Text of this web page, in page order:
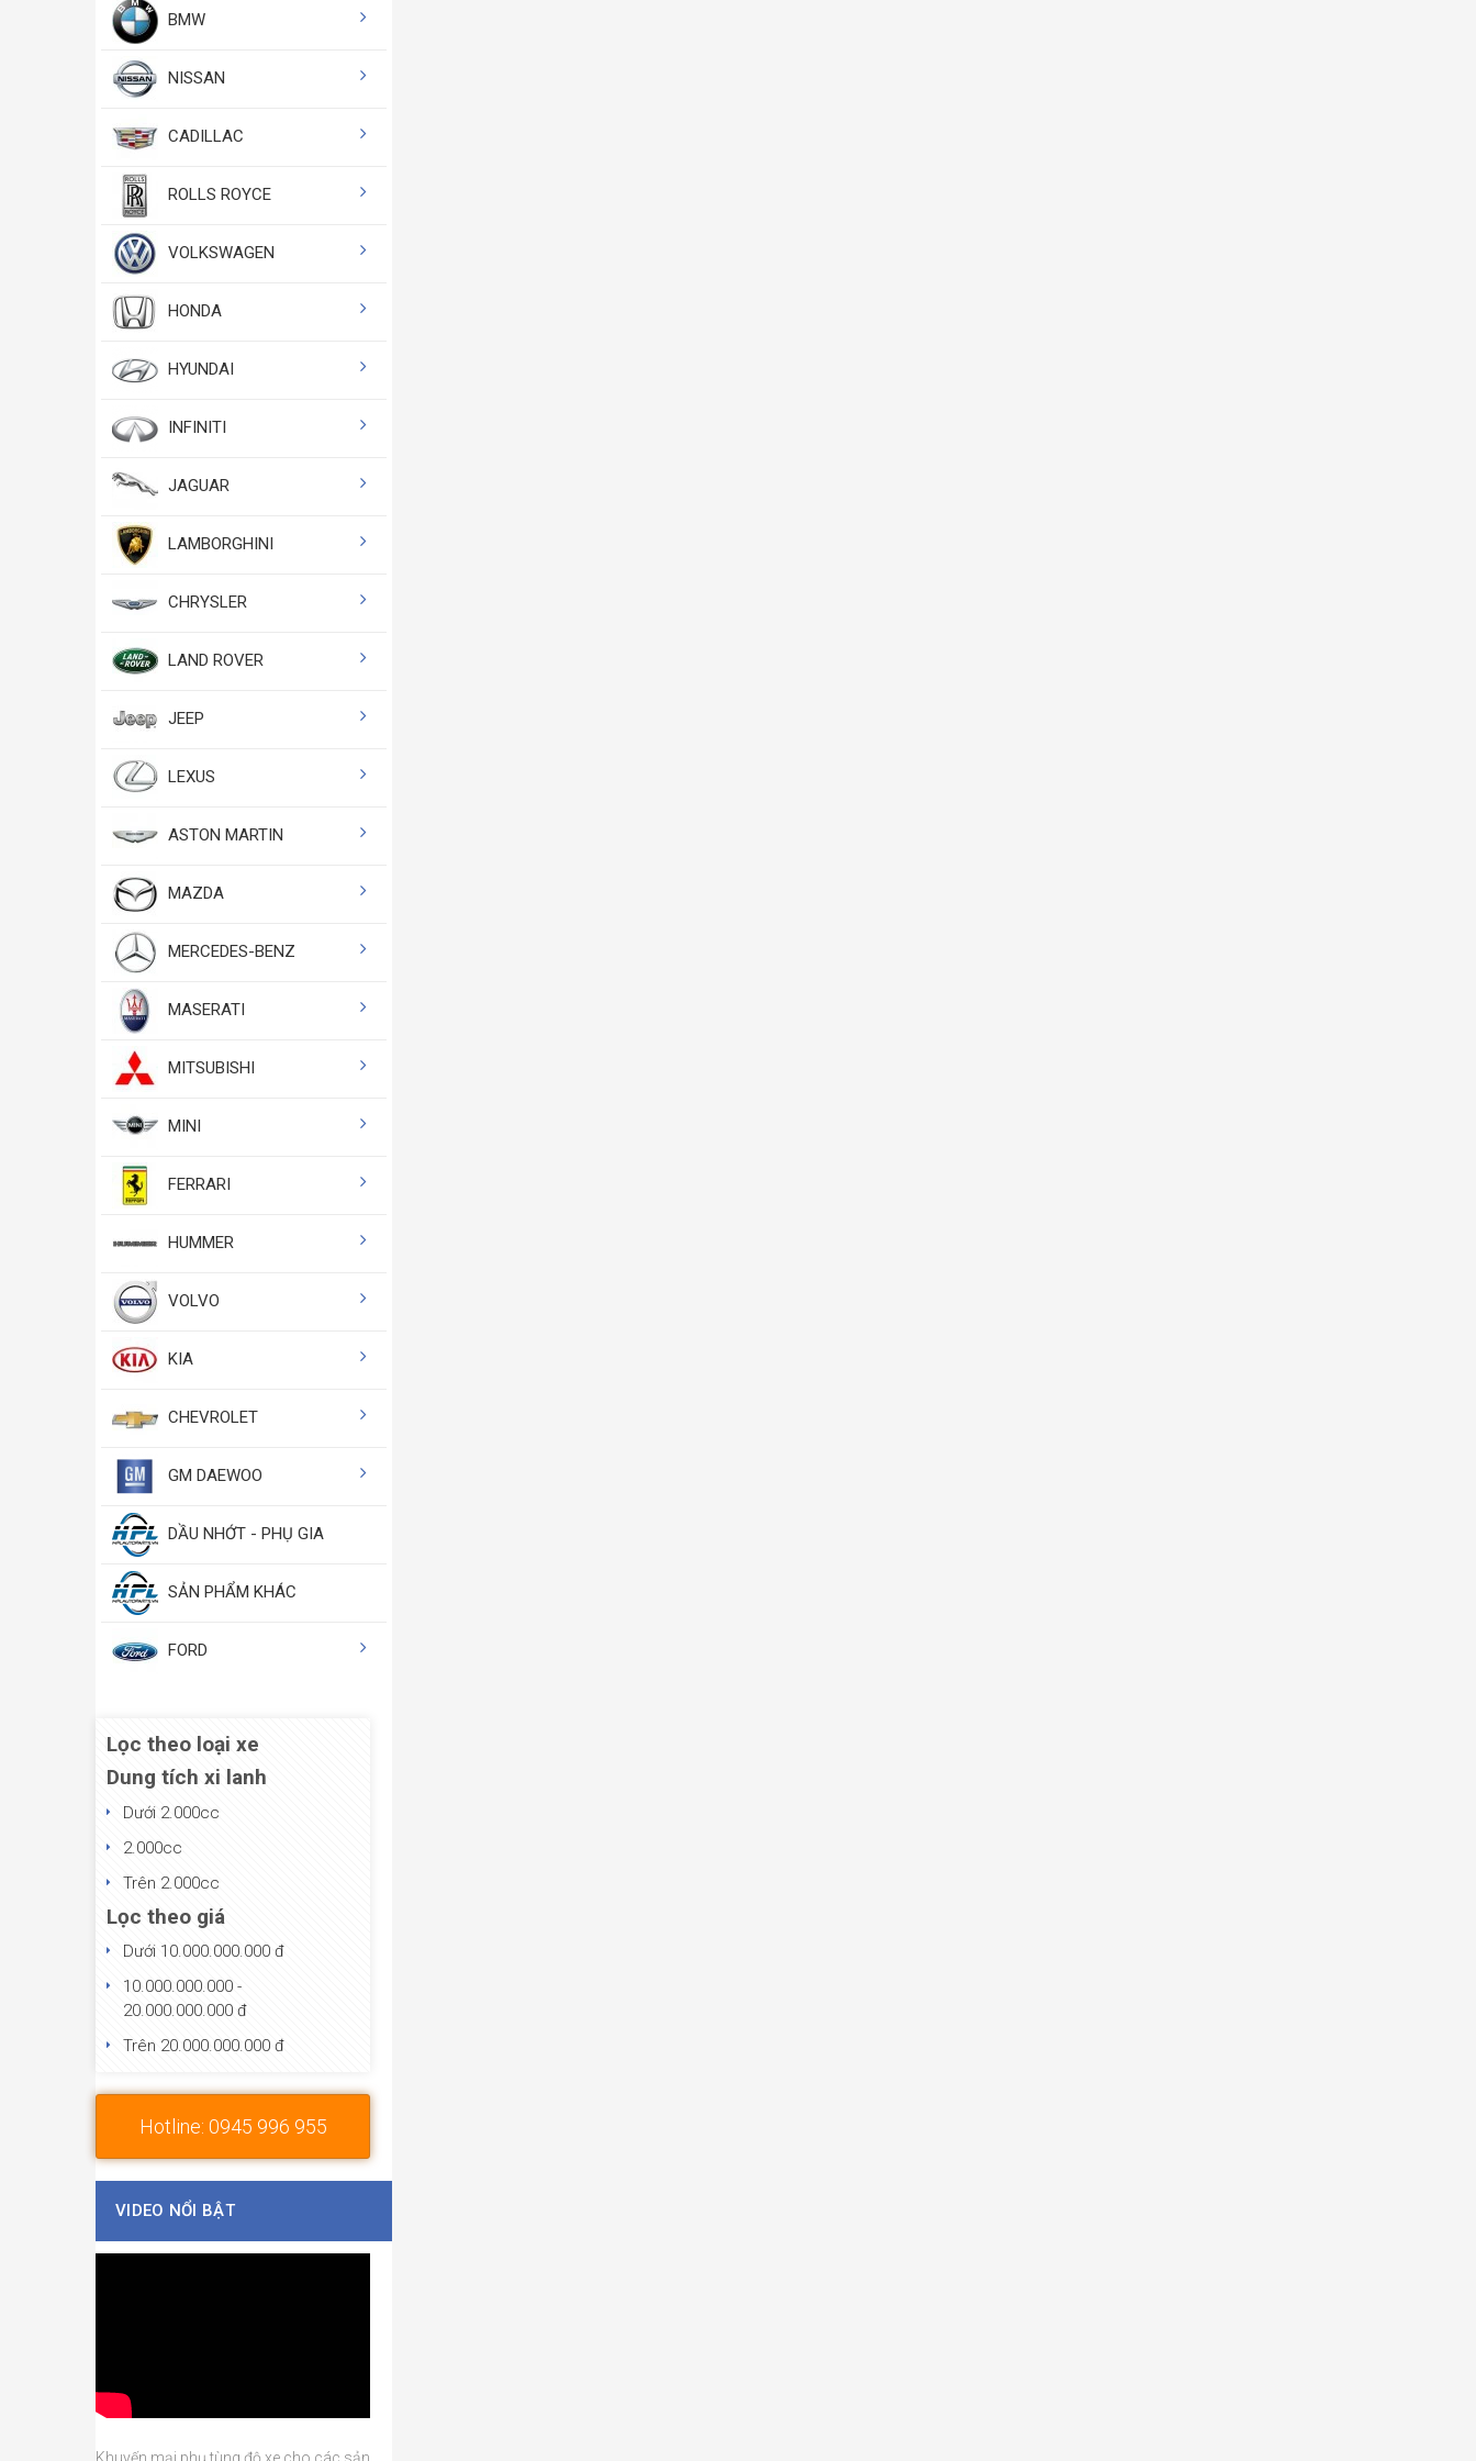
BMW
NISSAN
CADILLAC
ROLLS ROYCE
VOLKSWAGEN
HONDA
HYUNDAI
INFINITI
JAGUAR
LAMBORGHINI
CHRYSLER
LAND ROVER
JEEP
LEXUS
ASTON MARTIN
MAZDA
MERCEDES-BENZ
MASERATI
MITSUBISHI
MINI
FERRARI
HUMMER
VOLVO
KIA
CHEVROLET
GM DAEWOO
DẦU NHỚT - PHỤ GIA
SẢN PHẨM KHÁC
FORD
Lọc theo loại xe
Dung tích xi lanh
Dưới 2.000cc
2.000cc
Trên 2.000cc
Lọc theo giá
Dưới 10.000.000.000 đ
10.000.000.000 -
20.000.000.000 đ
Trên 20.000.000.000 đ
Hotline: 0945 996 955
VIDEO NỔI BẬT
Khuyến mại phụ tùng độ xe cho các sản